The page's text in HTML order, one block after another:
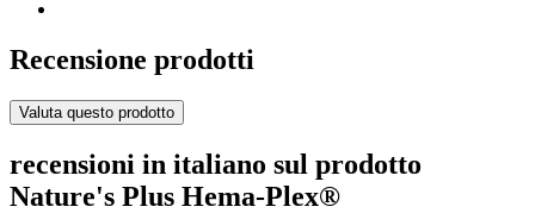
Recensione prodotti
Valuta questo prodotto
recensioni in italiano sul prodotto
Nature's Plus Hema-Plex®